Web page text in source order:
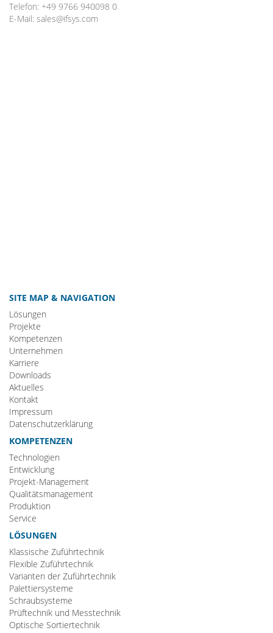
Telefon: +49 9766 940098 0
E-Mail: sales@ifsys.com
SITE MAP & NAVIGATION
Lösungen
Projekte
Kompetenzen
Unternehmen
Karriere
Downloads
Aktuelles
Kontakt
Impressum
Datenschutzerklärung
KOMPETENZEN
Technologien
Entwicklung
Projekt-Management
Qualitätsmanagement
Produktion
Service
LÖSUNGEN
Klassische Zuführtechnik
Flexible Zuführtechnik
Varianten der Zuführtechnik
Palettiersysteme
Schraubsysteme
Prüftechnik und Messtechnik
Optische Sortiertechnik